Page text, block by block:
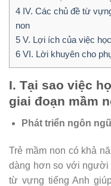
4 IV. Các chủ đề từ
non
5 V. Lợi ích của việc
6 VI. Lời khuyên cho
I. Tại sao việc
giai đoạn mầm
Phát triển ngôn
Trẻ mầm non có khả
dàng hơn so với người
từ vựng tiếng Anh